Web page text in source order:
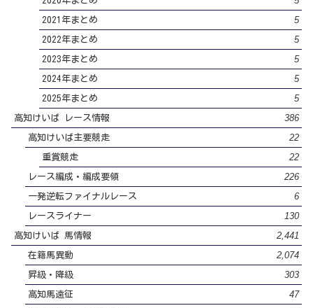
2021年まとめ 5
2022年まとめ 5
2023年まとめ 5
2024年まとめ 5
2025年まとめ 5
高知けいば レース情報 386
高知けいば主要競走 22
重賞競走 22
レース編成・編成要領 226
一発逆転ファイナルレース 6
レースライナー 130
高知けいば 馬情報 2,441
在籍馬異動 2,074
昇級・降級 303
高知馬遠征 47